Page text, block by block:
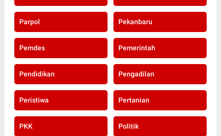
Parpol Pekanbaru
Pemdes Pemerintah
Pendidikan Pengadilan
Peristiwa Pertanian
PKK Politik